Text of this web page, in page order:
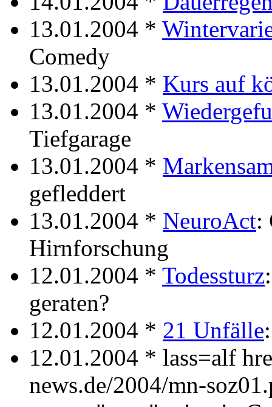
13.01.2004 *
Comedy
13.01.2004 * Kurs auf
13.01.2004 *
Tiefgarage
13.01.2004 *
gefleddert
13.01.2004 * NeuroAct:
Hirnforschung
12.01.2004 * Todessturz
geraten?
12.01.2004 * 21 Unfälle
12.01.2004 * lass=alf
news.de/2004/mn-